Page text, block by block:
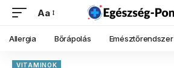
Aa
Allergia Bőrápolás Emésztőrendszer
VITAMINOK